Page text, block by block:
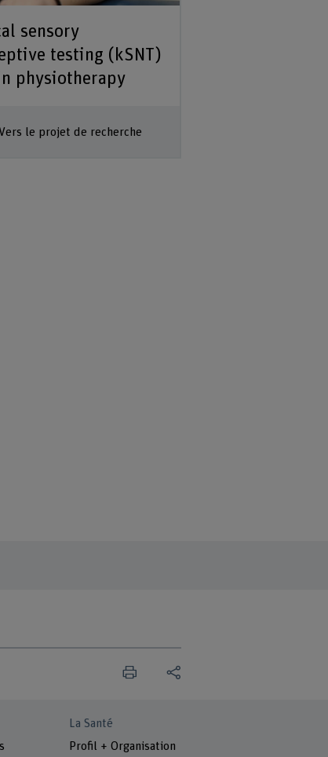
sensory
testing (kSNT)
physiotherapy
plus
Vers le projet de recherche
La Santé
Profil + Organisation